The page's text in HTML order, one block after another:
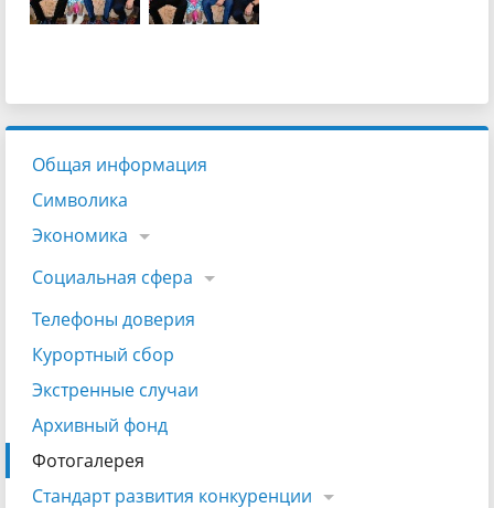
Общая информация
Символика
Экономика
Социальная сфера
Телефоны доверия
Курортный сбор
Экстренные случаи
Архивный фонд
Фотогалерея
Стандарт развития конкуренции